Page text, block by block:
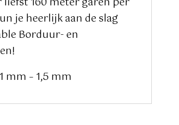
je heerlijk aan de slag
Borduur- en
mm – 1,5 mm